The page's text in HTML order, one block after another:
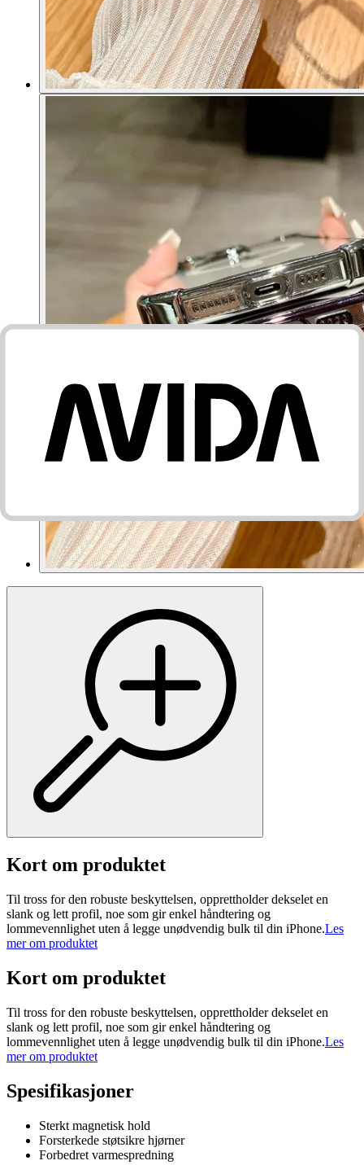
Kort om produktet
Til tross for den robuste beskyttelsen, opprettholder dekselet en
slank og lett profil, noe som gir enkel håndtering og
lommevennlighet uten å legge unødvendig bulk til din iPhone.Les
mer om produktet
Kort om produktet
Til tross for den robuste beskyttelsen, opprettholder dekselet en
slank og lett profil, noe som gir enkel håndtering og
lommevennlighet uten å legge unødvendig bulk til din iPhone.Les
mer om produktet
Spesifikasjoner
Sterkt magnetisk hold
Forsterkede støtsikre hjørner
Forbedret varmespredning